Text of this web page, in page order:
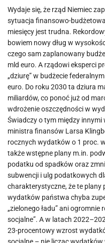
Wydaje się, że rząd Niemiec
sytuacja finansowo-
miesięcy jest trudna.
bowiem nowy dług w
czego sam zaplanowany
mld euro. A rządowi eksperci
„dziurę” w budżecie
euro. Do roku 2030 ta dziura
miliardów, co ponoć już od
wdrożenie oszczędności w
Świadczy o tym między
ministra finansów Larsa
rocznych wydatków o 1 proc.
także wstępne plany m.in.
podatku od spadków oraz
subwencji i ulg podatkowych
charakterystyczne, że te plany
wydatków państwa chyba
„zielonego ładu” ani
socjalne”. A w latach
23-procentowy wzrost